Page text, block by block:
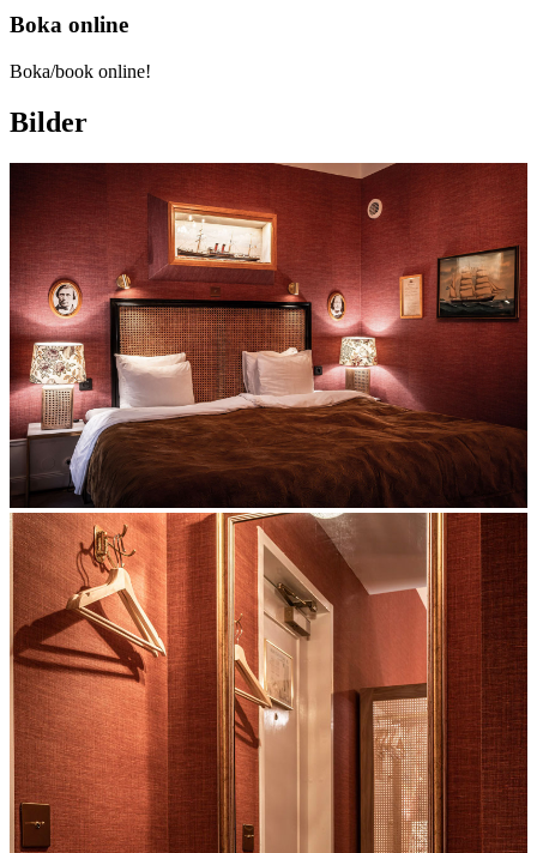
Boka online
Boka/book online!
Bilder